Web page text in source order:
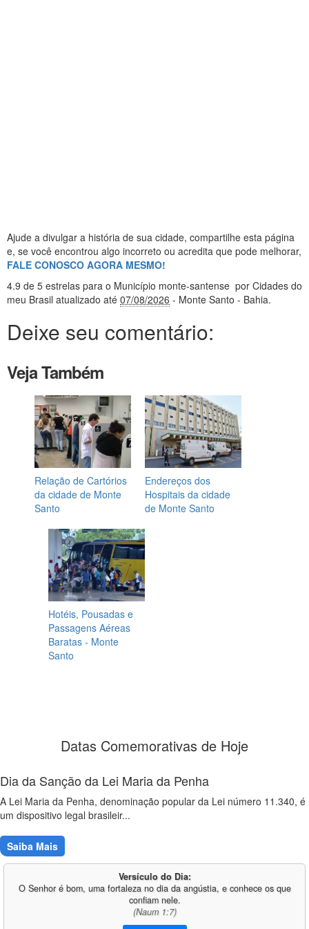
Ajude a divulgar a história de sua cidade, compartilhe esta página
e, se você encontrou algo incorreto ou acredita que pode melhorar,
FALE CONOSCO AGORA MESMO!
4.9 de 5 estrelas para o Município monte-santense por Cidades do
meu Brasil atualizado até 07/08/2026 - Monte Santo - Bahia.
Deixe seu comentário:
Veja Também
Relação de Cartórios
da cidade de Monte
Santo
Endereços dos
Hospitais da cidade
de Monte Santo
Hotéis, Pousadas e
Passagens Aéreas
Baratas - Monte
Santo
Datas Comemorativas de Hoje
Dia da Sanção da Lei Maria da Penha
A Lei Maria da Penha, denominação popular da Lei número 11.340, é
um dispositivo legal brasileir...
Saiba Mais
Versículo do Dia:
O Senhor é bom, uma fortaleza no dia da angústia, e conhece os que
confiam nele.
(Naum 1:7)